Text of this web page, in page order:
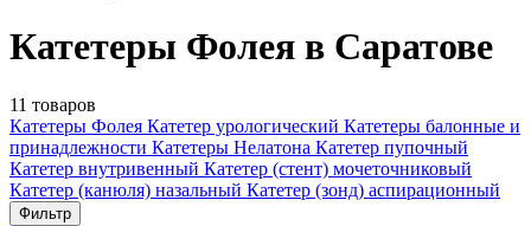
Катетеры Фолея в Саратове
11 товаров
Катетеры Фолея Катетер урологический Катетеры балонные и
принадлежности Катетеры Нелатона Катетер пупочный
Катетер внутривенный Катетер (стент) мочеточниковый
Катетер (канюля) назальный Катетер (зонд) аспирационный
Фильтр